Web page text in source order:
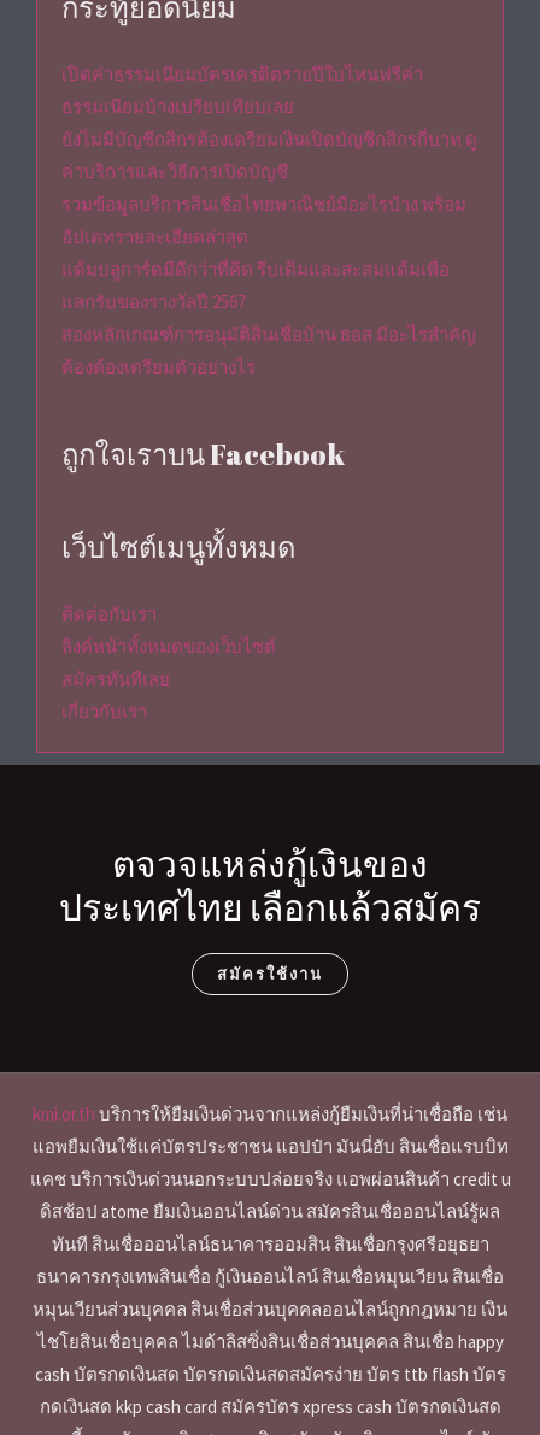
เปิดค่าธรรมเนียมบัตรเครดิตรายปีใบไหนฟรีค่า
ธรรมเนียมบ้างเปรียบเทียบเลย
ยังไม่มีบัญชีกสิกรต้องเตรียมเงินเปิดบัญชีกสิกรกี่บาท ดู
ค่าบริการและวิธีการเปิดบัญชี
รวมข้อมูลบริการสินเชื่อไทยพาณิชย์มีอะไรบ้าง พร้อม
อัปเดทรายละเอียดล่าสุด
แต้มบลูการ์ดมีดีกว่าที่คิด รีบเติมและสะสมแต้มเพื่อ
แลกรับของรางวัลปี 2567
ส่องหลักเกณฑ์การอนุมัติสินเชื่อบ้าน ธอส มีอะไรสำคัญ
ต้องต้องเตรียมตัวอย่างไร
ถูกใจเราบน Facebook
เว็บไซต์เมนูทั้งหมด
ติดต่อกับเรา
ลิงค์หน้าทั้งหมดของเว็บไซต์
สมัครทันทีเลย
เกี่ยวกับเรา
ตจวจแหล่งกู้เงินของ
ประเทศไทย เลือกแล้วสมัคร
สมัครใช้งาน
kmi.or.th บริการให้ยืมเงินด่วนจากแหล่งกู้ยืมเงินที่น่าเชื่อถือ เช่น
แอพยืมเงินใช้แค่บัตรประชาชน แอปป๋า มันนี่ฮับ สินเชื่อแรบบิท
แคช บริการเงินด่วนนอกระบบปล่อยจริง แอพผ่อนสินค้า credit u
ดิสช้อป atome ยืมเงินออนไลน์ด่วน สมัครสินเชื่อออนไลน์รู้ผล
ทันที สินเชื่อออนไลน์ธนาคารออมสิน สินเชื่อกรุงศรีอยุธยา
ธนาคารกรุงเทพสินเชื่อ กู้เงินออนไลน์ สินเชื่อหมุนเวียน สินเชื่อ
หมุนเวียนส่วนบุคคล สินเชื่อส่วนบุคคลออนไลน์ถูกกฎหมาย เงิน
ไชโยสินเชื่อบุคคล ไมด้าลิสซิ่งสินเชื่อส่วนบุคคล สินเชื่อ happy
cash บัตรกดเงินสด บัตรกดเงินสดสมัครง่าย บัตร ttb flash บัตร
กดเงินสด kkp cash card สมัครบัตร xpress cash บัตรกดเงินสด